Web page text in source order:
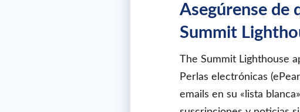
Asegúrense de
Summit
The Summit Lighthouse
Perlas electrónicas
emails en su «lista blanca»